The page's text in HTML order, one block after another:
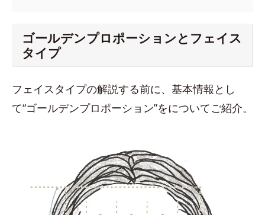
ゴールデンプロポーションとフェイス
タイプ
フェイスタイプの解説する前に、基本情報とし
て“ゴールデンプロポーション”をについてご紹介。